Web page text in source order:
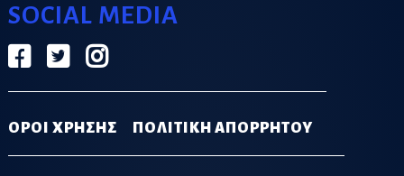
SOCIAL MEDIA
ΟΡΟΙ ΧΡΗΣΗΣ ΠΟΛΙΤΙΚΗ ΑΠΟΡΡΗΤΟΥ